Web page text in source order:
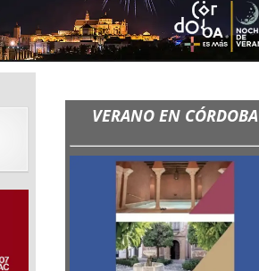
VERANO EN CÓRDOBA